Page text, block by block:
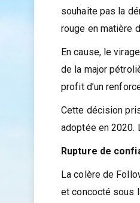
souhaite pas la
rouge en matière
En cause, le
de la major
profit d’un
Cette décision
adoptée en 2020.
Rupture de
La colère de
et concocté sous